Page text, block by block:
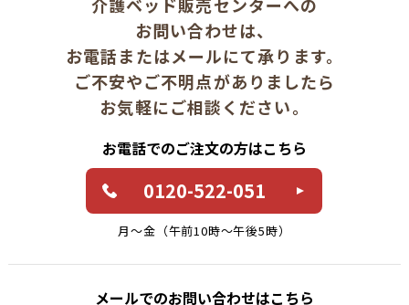
介護ベッド販売センターへの
お問い合わせは、
お電話またはメールにて承ります。
ご不安やご不明点がありましたら
お気軽にご相談ください。
お電話でのご注文の方はこちら
0120-522-051
月〜金（午前10時〜午後5時）
メールでのお問い合わせはこちら